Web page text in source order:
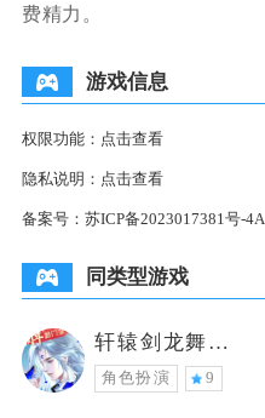
费精力。
游戏信息
权限功能： 点击查看
隐私说明： 点击查看
备案号： 苏ICP备2023017381号-4A
同类型游戏
轩辕剑龙舞云
山
角色扮演 9